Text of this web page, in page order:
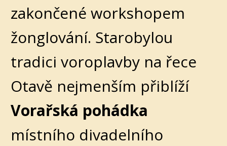
zakončené workshopem
žonglování. Starobylou
tradici voroplavby na řece
Otavě nejmenším přiblíží
Vorařská pohádka
místního divadelního